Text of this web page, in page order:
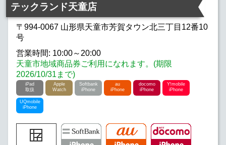
テックランド天童店
〒994-0067 山形県天童市芳賀タウン北三丁目12番10
号
営業時間: 10:00～20:00
天童市地域商品券ご利用になれます。(期限
2026/10/31まで)
iPad
取扱
Apple
Watch
Softbank
iPhone
au
iPhone
docomo
iPhone
Y!mobile
iPhone
UQmobile
iPhone